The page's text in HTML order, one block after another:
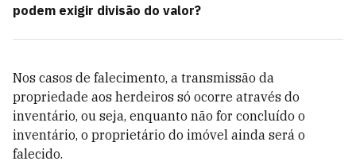
podem exigir divisão do valor?
Nos casos de falecimento, a transmissão da
propriedade aos herdeiros só ocorre através do
inventário, ou seja, enquanto não for concluído o
inventário, o proprietário do imóvel ainda será o
falecido.